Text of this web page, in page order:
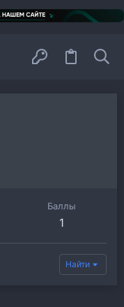
Баллы
1
Найти